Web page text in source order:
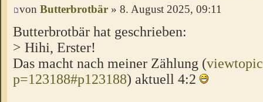
von Butterbrotbär » 8. August 2025, 09:11
Butterbrotbär hat geschrieben:
> Hihi, Erster!
Das macht nach meiner Zählung (
p=123188#p123188) aktuell 4:2